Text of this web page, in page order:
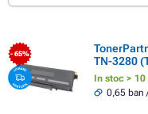
- 65%
TN-3280
In stoc >
0,65 ban